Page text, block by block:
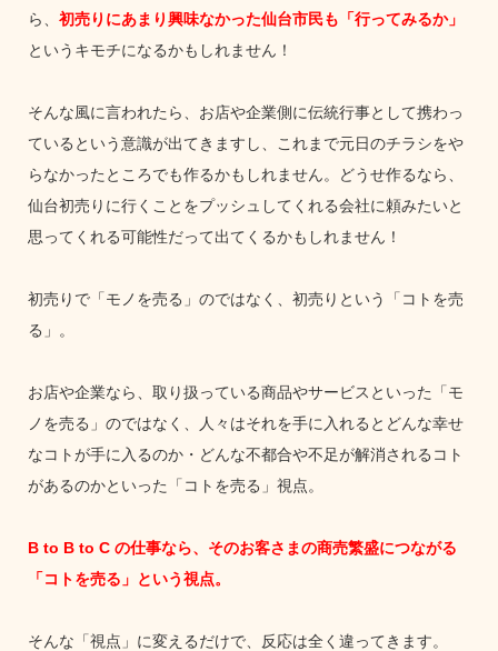
ら、 初売りにあまり興味なかった仙台市民も「行ってみるか」
というキモチになるかもしれません！
そんな風に言われたら、お店や企業側に伝統行事として携わっ
ているという意識が出てきますし、これまで元日のチラシをや
らなかったところでも作るかもしれません。どうせ作るなら、
仙台初売りに行くことをプッシュしてくれる会社に頼みたいと
思ってくれる可能性だって出てくるかもしれません！
初売りで「モノを売る」のではなく、初売りという「コトを売
る」。
お店や企業なら、取り扱っている商品やサービスといった「モ
ノを売る」のではなく、人々はそれを手に入れるとどんな幸せ
なコトが手に入るのか・どんな不都合や不足が解消されるコト
があるのかといった「コトを売る」視点。
B to B to C の仕事なら、そのお客さまの商売繁盛につながる
「コトを売る」という視点。
そんな「視点」に変えるだけで、反応は全く違ってきます。